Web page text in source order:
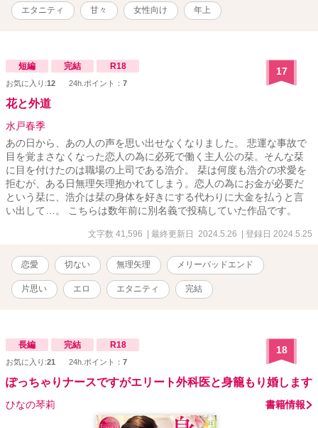
いただけると世界観が分かりやすいかと思います ※R-18作品です
18歳未満の方の閲覧はご遠慮ください 淫語・♡喘ぎ等ございます、
エタニティ 甘々 女性向け 年上
短編 完結 R18
お気に入り:12 24h.ポイント： 7
17
花と外道
水戸春季
あの日から、あの人の声を思い出せなくなりました。 悲運な事故で
目を覚まさなくなった恋人の為に必死で働く主人公の栞。そんな栞
に目を付けたのは職場の上司である浩介。 栞は何度も浩介の求愛を
拒むが、ある日無理矢理抱かれてしまう。恋人の為にお金が必要だ
という栞に、浩介は栞の身体を好きにする代わりに大金を払うと言
い出して…。 こちらは数年前に別名義で投稿していた作品です。
文字数 41,596 | 最終更新日 2024.5.26 | 登録日 2024.5.25
恋愛 切ない 無理矢理 メリーバッドエンド
片思い エロ エタニティ 完結
長編 完結 R18
お気に入り:21 24h.ポイント： 7
18
ぽっちゃりナースですがエリート外科医と身籠もり婚します
ひなの琴莉 書籍情報